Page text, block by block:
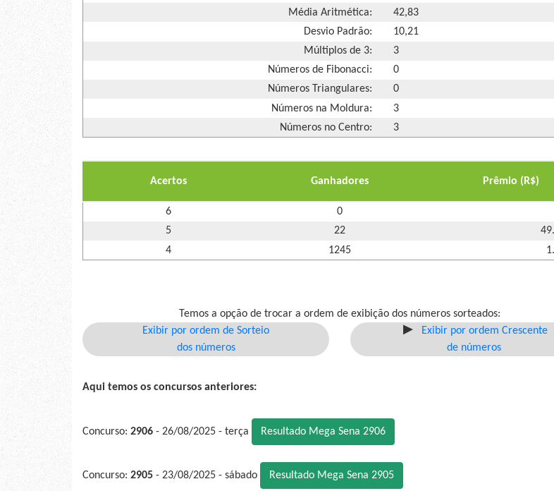
Média Aritmética:
42,83
Desvio Padrão:
10,21
Múltiplos de 3:
3
Números de Fibonacci:
0
Números Triangulares:
0
Números na Moldura:
3
Números no Centro:
3
Acertos Ganhadores Prêmio (R$)
6 0
5
22
4
1245
Temos a opção de trocar a ordem de exibição dos números sorteados:
Exibir por ordem de Sorteio
dos números
Exibir por ordem Crescente
de números
Aqui temos os concursos anteriores:
Concurso: 2906 - 26/08/2025 - terça Resultado Mega Sena 2906
Concurso: 2905 - 23/08/2025 - sábado Resultado Mega Sena 2905